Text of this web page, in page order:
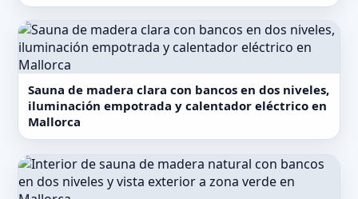
Sauna de madera clara con bancos en dos niveles,
iluminación empotrada y calentador eléctrico en
Mallorca